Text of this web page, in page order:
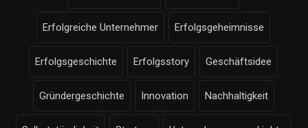
Erfolgreiche Unternehmer Erfolgsgeheimnisse
Erfolgsgeschichte Erfolgsstory Geschäftsidee
Gründergeschichte Innovation Nachhaltigkeit